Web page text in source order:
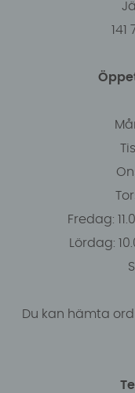
141
Fredag:
Lördag:
Du kan hämta